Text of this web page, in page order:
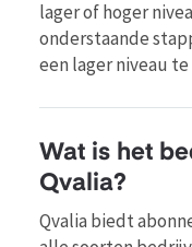
lager of hoger
onderstaande
een lager niveau te
Wat is het
Qvalia?
Qvalia biedt